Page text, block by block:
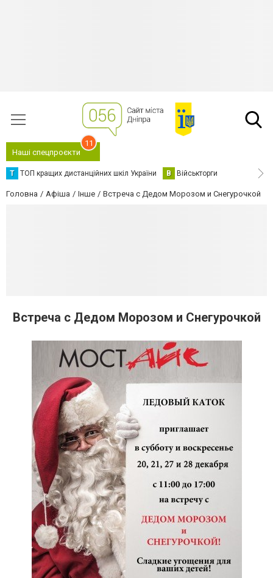
Наші спецпроєкти
11
Т ТОП кращих дистанційних шкіл України В Військторги
Головна Афіша Інше Встреча с Дедом Морозом и Снегурочкой
Встреча с Дедом Морозом и Снегурочкой